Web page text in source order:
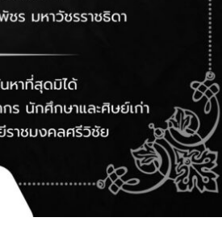
ประกาศรับสมัครนักศึกษา